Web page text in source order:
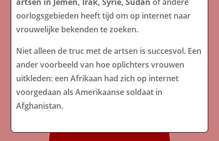
oorlogsgebieden heeft tijd om op internet naar
vrouwelijke bekenden te zoeken.
Niet alleen de truc met de artsen is succesvol. Een
ander voorbeeld van hoe oplichters vrouwen
uitkleden: een Afrikaan had zich op internet
voorgedaan als Amerikaanse soldaat in
Afghanistan.